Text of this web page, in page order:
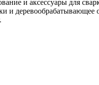
и аксессуары для
и деревообрабатывающее